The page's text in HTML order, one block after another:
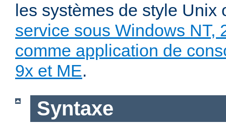
les systèmes de style Unix
service sous Windows NT,
comme application de
9x et ME.
Syntaxe